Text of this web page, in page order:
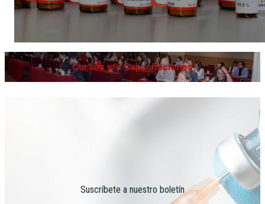
Cursos y/o Capacitaciones
Suscríbete a nuestro boletín